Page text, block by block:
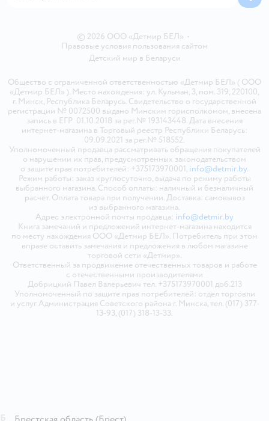
© 2026 ООО «Детмир БЕЛ» •
Правовые условия пользования сайтом
Детский мир в Беларуси
Общество с ограниченной ответственностью «Детмир БЕЛ» ( ООО
«Детмир БЕЛ» ). Место нахождения: ул. Кульман, 3, пом. 319, 220100,
г. Минск, Республика Беларусь. Свидетельство о государственной
регистрации № 0072500 выдано Минским горисполкомом, внесена
запись в ЕГР 01.10.2018 за рег.№ 193143448. Дата внесения
интернет-магазина в Торговый реестр Республики Беларусь:
09.09.2021 за рег.№ 518552.
Уполномоченный продавца рассматривать обращения покупателей
о нарушении их прав, предусмотренных законодательством
о защите прав потребителей: +375173970001, info@detmir.by.
Режим работы: заказ круглосуточно, выдача по режиму работы
выбранного магазина. Способ оплаты: наличный и безналичный
расчёт. Оплата товара при получении. Доставка: самовывоз
из выбранного магазина.
Адрес электронной почты продавца: info@detmir.by
Книга замечаний и предложений интернет-магазина находится
по месту нахождения ООО «Детмир БЕЛ». Потребитель при этом
вправе оставить замечания и предложения в любом магазине
торговой сети «Детмир».
Ответственный за продвижение отечественных товаров и работе
с отечественными производителями
Добрицкий Павел Валерьевич тел. +375173970001 доб.213
Уполномоченный по защите прав потребителей: отдел торговли
и услуг Администрация Советского района г. Минска, тел. (017) 377-
13-93, (017) 318-13-33.